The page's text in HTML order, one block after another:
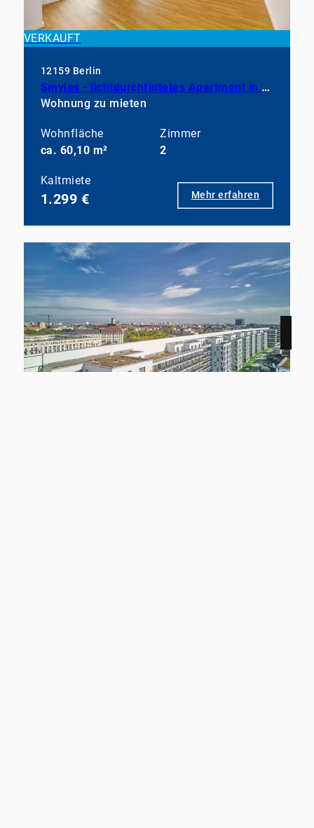
VERKAUFT
12159 Berlin
Smyles - lichtdurchflutetes Apartment in neuwertigem Zustand
Wohnung zu mieten
Wohnfläche
ca. 60,10 m²
Zimmer
2
Kaltmiete
1.299 € Mehr erfahren